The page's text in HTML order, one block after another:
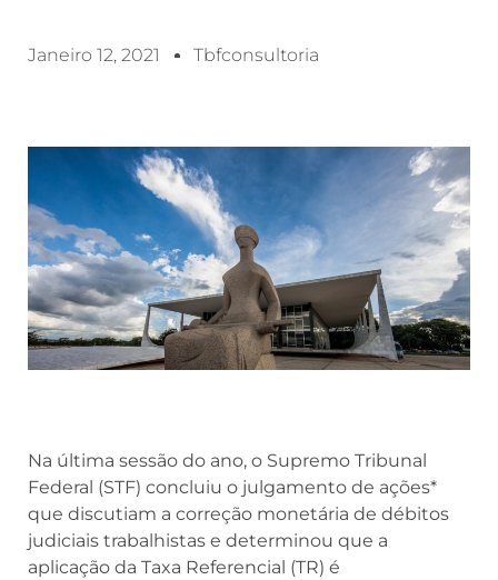
Janeiro 12, 2021 Tbfconsultoria
Na última sessão do ano, o Supremo Tribunal
Federal (STF) concluiu o julgamento de ações*
que discutiam a correção monetária de débitos
judiciais trabalhistas e determinou que a
aplicação da Taxa Referencial (TR) é